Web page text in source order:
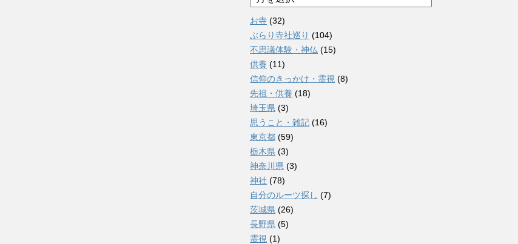
ー
カ
イ
ブ
お寺 (32)
ぶらり寺社巡り (104)
不思議体験・神仏 (15)
供養 (11)
信仰のきっかけ・霊視 (8)
先祖・供養 (18)
埼玉県 (3)
思うこと・雑記 (16)
東京都 (59)
栃木県 (3)
神奈川県 (3)
神社 (78)
自分のルーツ探し (7)
茨城県 (26)
長野県 (5)
霊視 (1)